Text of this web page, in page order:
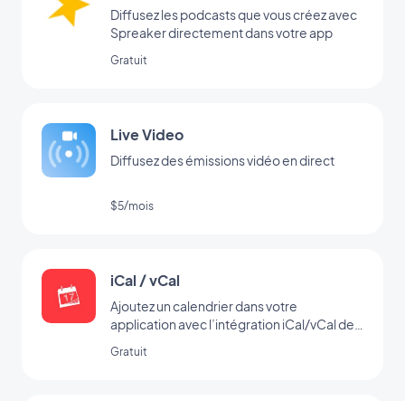
Diffusez les podcasts que vous créez avec
Spreaker directement dans votre app
Gratuit
Live Video
Diffusez des émissions vidéo en direct
$5/mois
iCal / vCal
Ajoutez un calendrier dans votre
application avec l’intégration iCal/vCal de
Gratuit